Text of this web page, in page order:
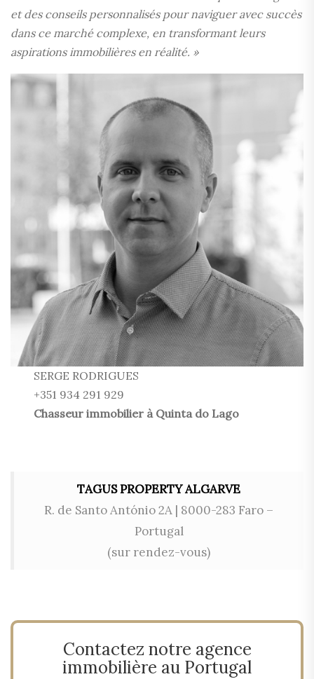
et des conseils personnalisés pour naviguer avec succès
dans ce marché complexe, en transformant leurs
aspirations immobilières en réalité. »
SERGE RODRIGUES
+351 934 291 929
Chasseur immobilier à Quinta do Lago
TAGUS PROPERTY ALGARVE
R. de Santo António 2A | 8000-283 Faro –
Portugal
(sur rendez-vous)
Contactez notre agence
immobilière au Portugal